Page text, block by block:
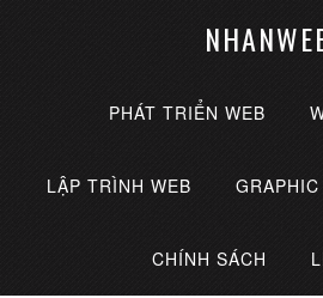
PHÁT TRIỂN WEB
LẬP TRÌNH WEB
CHÍNH SÁCH